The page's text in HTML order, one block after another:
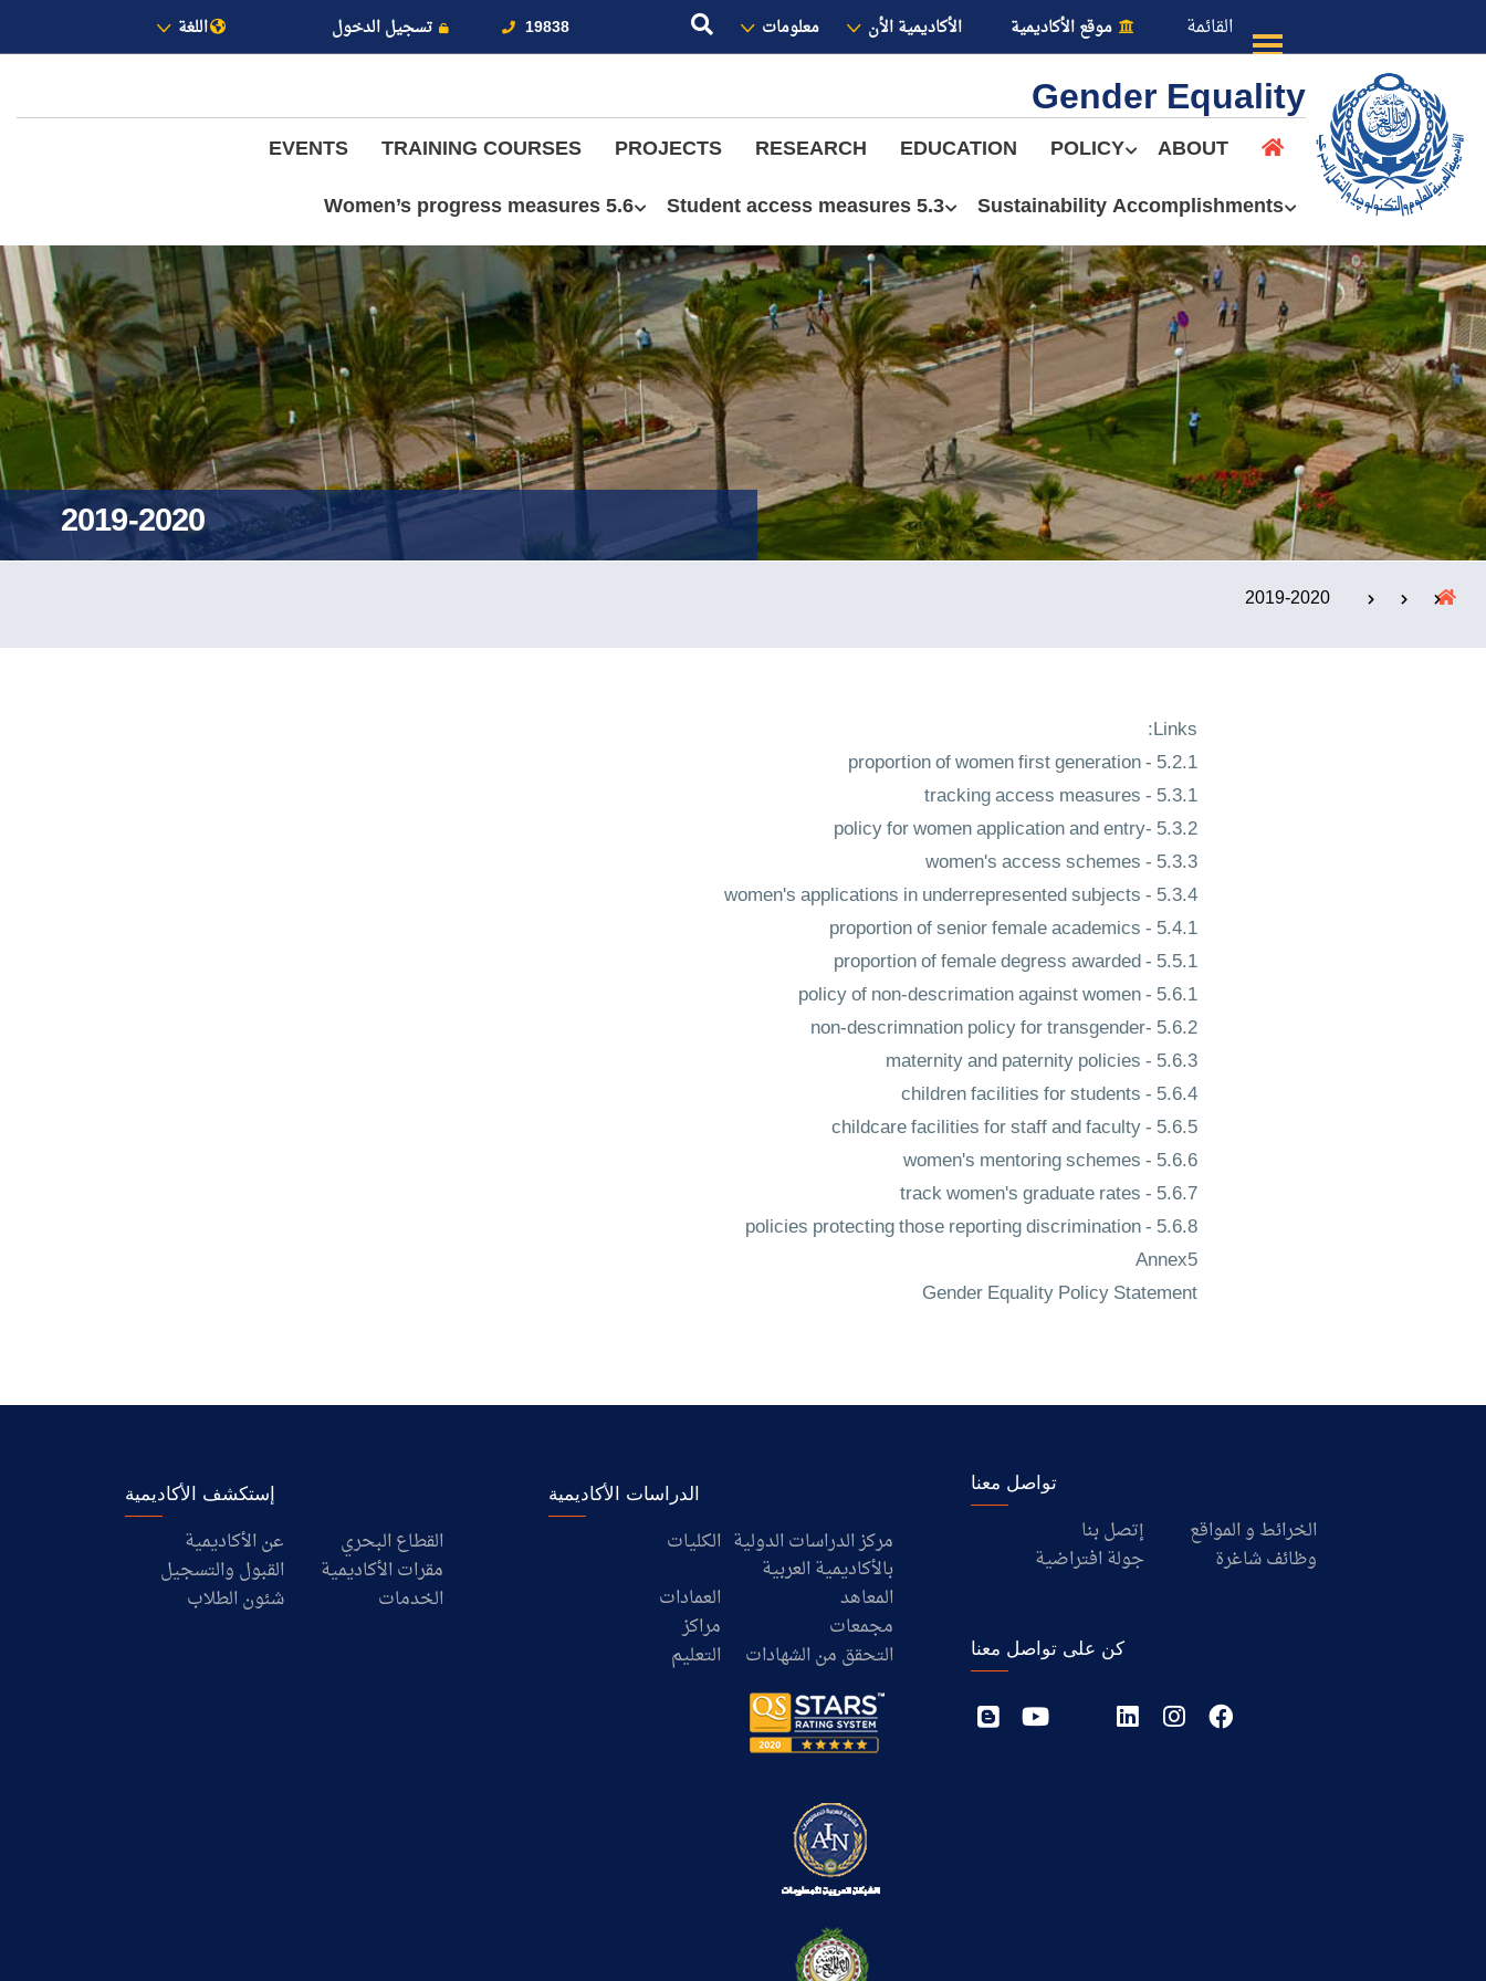
19838 تسجيل الدخول اللغة موقع الأكاديمية الأكاديمية الأن معلومات القائمة
عن الأكاديمية
النقل البحري
القبول والتسجيل
الدراسات الأكاديمية
طلبة الأكاديمية
البحث العلمي
التدريب والخدمة المجتمعية
الإستشارات
Gender Equality
ABOUT
POLICY
EDUCATION
RESEARCH
PROJECTS
TRAINING COURSES
EVENTS
Sustainability Accomplishments
5.3 Student access measures
5.6 Women’s progress measures
2019-2020
2019-2020
Links:
5.2.1 - proportion of women first generation
5.3.1 - tracking access measures
5.3.2 -policy for women application and entry
5.3.3 - women's access schemes
5.3.4 - women's applications in underrepresented subjects
5.4.1 - proportion of senior female academics
5.5.1 - proportion of female degress awarded
5.6.1 - policy of non-descrimation against women
5.6.2 -non-descrimnation policy for transgender
5.6.3 - maternity and paternity policies
5.6.4 - children facilities for students
5.6.5 - childcare facilities for staff and faculty
5.6.6 - women's mentoring schemes
5.6.7 - track women's graduate rates
5.6.8 - policies protecting those reporting discrimination
Annex5
Gender Equality Policy Statement
إستكشف الأكاديمية
عن الأكاديمية
القطاع البحري
القبول والتسجيل
مقرات الأكاديمية
شئون الطلاب
الخدمات
الدراسات الأكاديمية
الكليات مركز الدراسات الدولية
بالأكاديمية العربية
العمادات
المعاهد
مراكز
مجمعات
التعليم
التحقق من الشهادات
تواصل معنا
إتصل بنا
الخرائط و المواقع
جولة افتراضية
وظائف شاغرة
كن على تواصل معنا